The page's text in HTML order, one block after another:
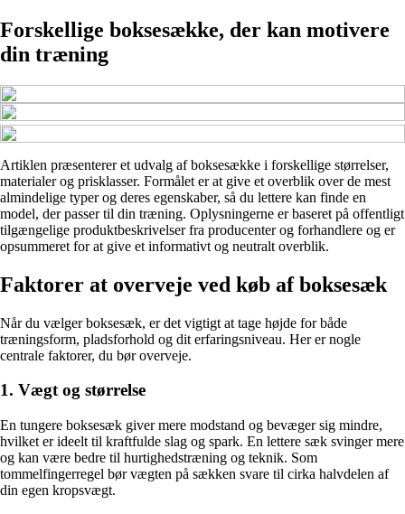
Forskellige boksesække, der kan motivere
din træning
Artiklen præsenterer et udvalg af boksesække i forskellige størrelser,
materialer og prisklasser. Formålet er at give et overblik over de mest
almindelige typer og deres egenskaber, så du lettere kan finde en
model, der passer til din træning. Oplysningerne er baseret på offentligt
tilgængelige produktbeskrivelser fra producenter og forhandlere og er
opsummeret for at give et informativt og neutralt overblik.
Faktorer at overveje ved køb af boksesæk
Når du vælger boksesæk, er det vigtigt at tage højde for både
træningsform, pladsforhold og dit erfaringsniveau. Her er nogle
centrale faktorer, du bør overveje.
1. Vægt og størrelse
En tungere boksesæk giver mere modstand og bevæger sig mindre,
hvilket er ideelt til kraftfulde slag og spark. En lettere sæk svinger mere
og kan være bedre til hurtighedstræning og teknik. Som
tommelfingerregel bør vægten på sækken svare til cirka halvdelen af
din egen kropsvægt.